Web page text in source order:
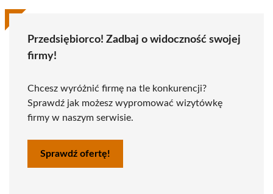
Przedsiębiorco! Zadbaj o widoczność swojej
firmy!
Chcesz wyróżnić firmę na tle konkurencji?
Sprawdź jak możesz wypromować wizytówkę
firmy w naszym serwisie.
Sprawdź ofertę!